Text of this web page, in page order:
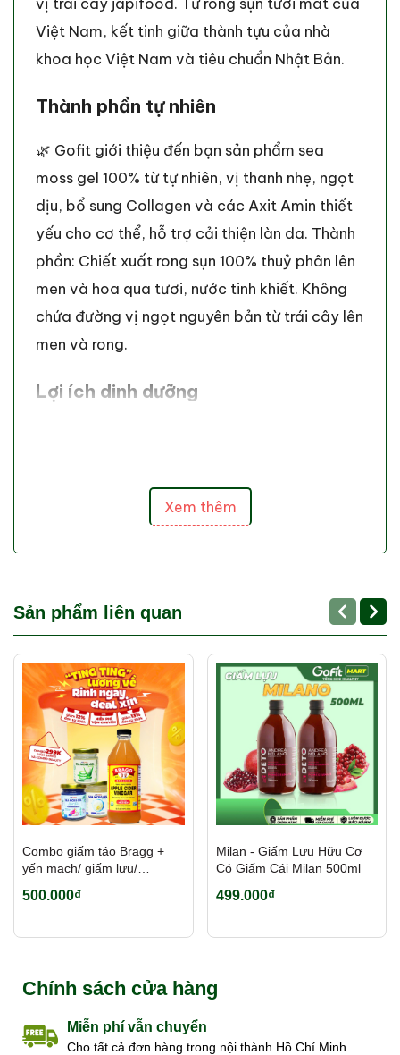
Việt Nam, kết tinh giữa thành tựu của nhà
khoa học Việt Nam và tiêu chuẩn Nhật Bản.
Thành phần tự nhiên
🌿 Gofit giới thiệu đến bạn sản phẩm sea
moss gel 100% từ tự nhiên, vị thanh nhẹ, ngọt
dịu, bổ sung Collagen và các Axit Amin thiết
yếu cho cơ thể, hỗ trợ cải thiện làn da. Thành
phần: Chiết xuất rong sụn 100% thuỷ phân lên
men và hoa qua tươi, nước tinh khiết. Không
chứa đường vị ngọt nguyên bản từ trái cây lên
men và rong.
Lợi ích dinh dưỡng
thể tự tổng hợp được, hỗ trợ tăng khả năng
miễn dịch của cơ thể. Bổ sung Collagen thực
tiêu hóa. Hỗ trợ cải thiện nổi tiết tố nữ.
Chất lượng đảm bảo
🛡️ Sea Moss Gel được sản xuất tại nhà máy có
chứng nhận HACCP và ISO 22000: 2018. Sản
xuất trong nhà máy vô trùng - Được nghiên
cứu bởi các nhà khoa học đầu ngành. Được
test kiểm định không chứa kim loại nặng: Chì,
Thuỷ Ngân,... An toàn.
Xem thêm
Sản phẩm liên quan
Combo giấm táo Bragg +
yến mạch/ giấm lựu/
hời, tiết kiệm
500.000₫
Milan - Giấm Lựu Hữu Cơ
Có Giấm Cái Milan 500ml
499.000₫
Chính sách cửa hàng
Miễn phí vẫn chuyển
Cho tất cả đơn hàng trong nội thành Hồ Chí Minh